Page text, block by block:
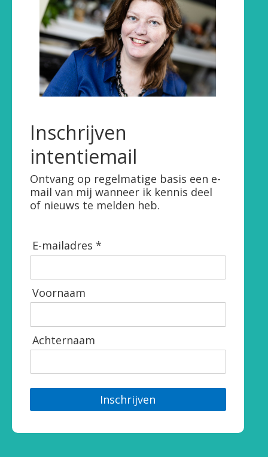
Inschrijven
intentiemail
Ontvang op regelmatige basis een e-
mail van mij wanneer ik kennis deel
of nieuws te melden heb.
E-mailadres *
Voornaam
Achternaam
Inschrijven